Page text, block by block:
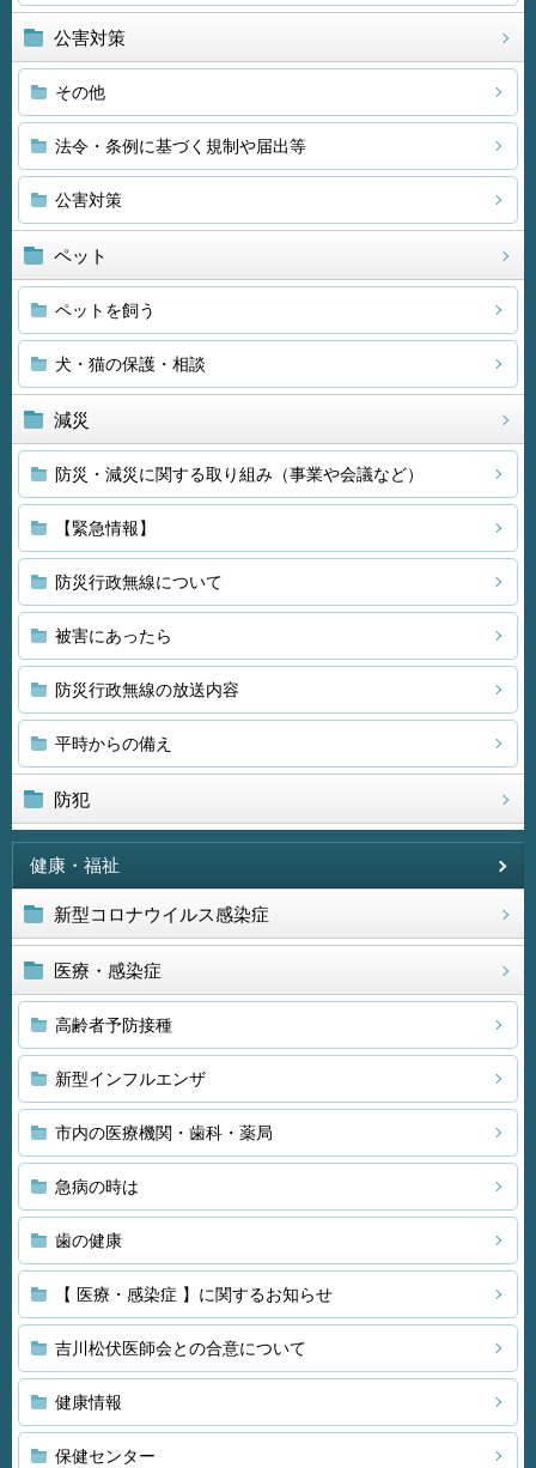
公害対策
その他
法令・条例に基づく規制や届出等
公害対策
ペット
ペットを飼う
犬・猫の保護・相談
減災
防災・減災に関する取り組み（事業や会議など）
【緊急情報】
防災行政無線について
被害にあったら
防災行政無線の放送内容
平時からの備え
防犯
健康・福祉
新型コロナウイルス感染症
医療・感染症
高齢者予防接種
新型インフルエンザ
市内の医療機関・歯科・薬局
急病の時は
歯の健康
【 医療・感染症 】に関するお知らせ
吉川松伏医師会との合意について
健康情報
保健センター